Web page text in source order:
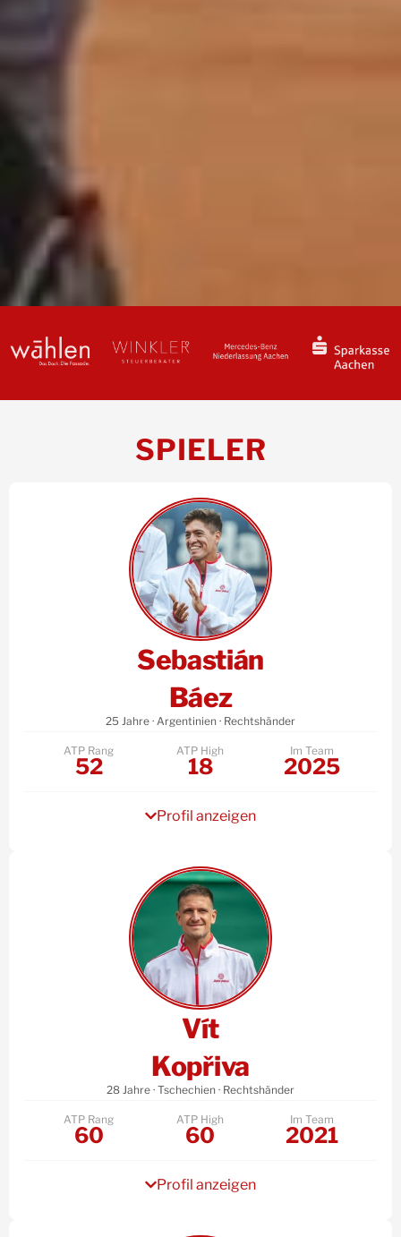
SPIELER
Sebastián
Báez
25 Jahre · Argentinien · Rechtshänder
ATP Rang ATP High Im Team
52 18 2025
Profil anzeigen
Vít
Kopřiva
28 Jahre · Tschechien · Rechtshänder
ATP Rang ATP High Im Team
60 60 2021
Profil anzeigen